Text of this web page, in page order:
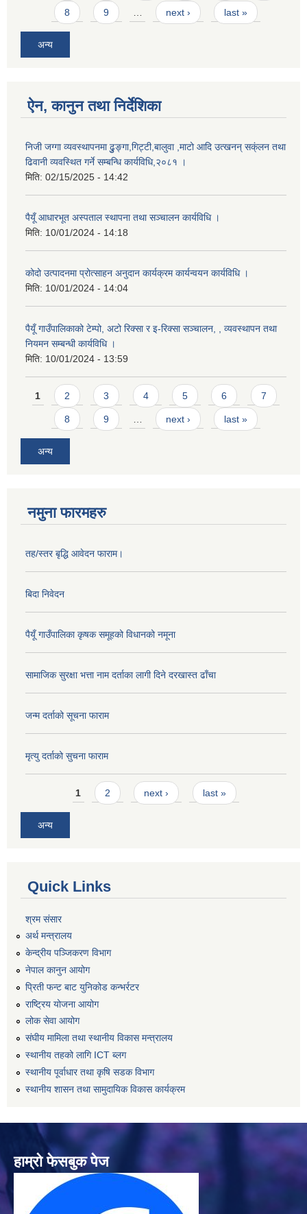
8 9 … next › last »
अन्य
ऐन, कानुन तथा निर्देशिका
निजी जग्गा व्यवस्थापनमा ढुुङ्गा,गिट्टी,बालुवा ,माटो आदि उत्खनन् सक्ंलन तथा
ढिवानी व्यवस्थित गर्ने सम्बन्धि कार्यविधि,२०८१ ।
मिति: 02/15/2025 - 14:42
पैयूँ आधारभूत अस्पताल स्थापना तथा सञ्चालन कार्यविधि ।
मिति: 10/01/2024 - 14:18
कोदो उत्पादनमा प्रोत्साहन अनुदान कार्यक्रम कार्यन्वयन कार्यविधि ।
मिति: 10/01/2024 - 14:04
पैयूँ गाउँपालिकाको टेम्पो, अटो रिक्सा र इ-रिक्सा सञ्चालन, , व्यवस्थापन तथा
नियमन सम्बन्धी कार्यविधि ।
मिति: 10/01/2024 - 13:59
Pages
1 2 3 4 5 6 7
8 9 … next › last »
अन्य
नमुना फारमहरु
तह/स्तर बृद्धि आवेदन फाराम।
बिदा निवेदन
पैयूँ गाउँपालिका कृषक समूहको विधानको नमूना
सामाजिक सुरक्षा भत्ता नाम दर्ताका लागी दिने दरखास्त ढाँचा
जन्म दर्ताको सूचना फाराम
मृत्यु दर्ताको सुचना फाराम
Pages1 2 next › last »
अन्य
Quick Links
श्रम संसार
अर्थ मन्त्रालय
केन्द्रीय पञ्जिकरण विभाग
नेपाल कानुन आयोग
प्रिती फन्ट बाट युनिकोड कन्भर्रटर
राष्ट्रिय योजना आयोग
लोक सेवा आयोग
संघीय मामिला तथा स्थानीय विकास मन्त्रालय
स्थानीय तहको लागि ICT ब्लग
स्थानीय पूर्वाधार तथा कृषि सडक विभाग
स्थानीय शासन तथा सामुदायिक विकास कार्यक्रम
हाम्रो फेसबुक पेज